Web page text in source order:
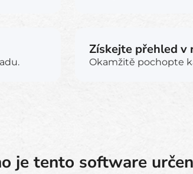
Získejte přehled v
Okamžitě pochopte
je tento software určen